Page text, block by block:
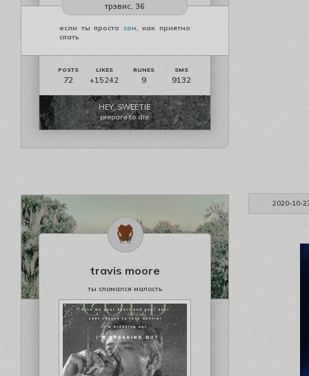
трэвис, 36
если ты просто сон, как приятно
спать
72 +15242 9 9132
HEY, SWEETIE
prepare to die
2020-10-
travis moore
ты сломался малость